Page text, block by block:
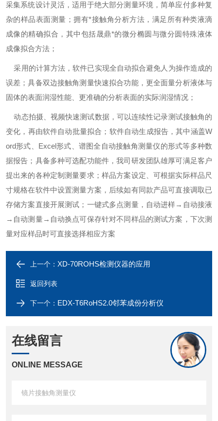
采集系统设计灵活，适用于绝大部分测量环境，简单应付多种复
杂的样品表面测量；拥有*接触角分析方法，满足所有种类液滴
成像的精确拟合，其中包括晟鼎*的微分椭圆与微分圆特殊液体
成像拟合方法；
采用的计算方法，软件已实现全自动拟合避免人为操作造成的
误差；具备双边接触角测量快速拟合功能，更全面量分析液体与
固体的表面润湿性能、更准确的分析表面的实际润湿情况；
动态拍摄、视频快速测试数据，可以连续性记录测试接触角的
变化，再由软件自动批量拟合；软件自动生成报告，其中涵盖W
ord形式、Excel形式、谱图全自动接触角测量仪的形式等多种数
据报告；具备多种可选配功能件，我司研发团队雄厚可满足客户
提出来的各种定制测量要求；样品方案设定、可根据实际样品尺
寸规格在软件中设置测量方案，后续如有同款产品可直接调取已
存储方案直接开展测试；一键式多点测量，自动进样→自动接液
→自动测量→自动换点可保存针对不同样品的测试方案，下次测
量对应样品时可直接选择相应方案
上一个： XD-70ROHS检测仪器的应用
返回列表
下一个： EDX-T6RoHS2.0邻苯成份分析仪
在线留言
ONLINE MESSAGE